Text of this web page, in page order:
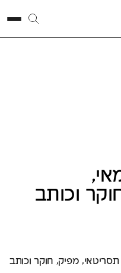
וכותב
מפיק, חוקר וכותב